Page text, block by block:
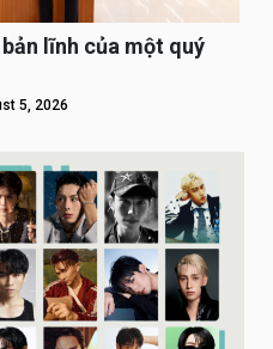
lĩnh của một quý
5, 2026